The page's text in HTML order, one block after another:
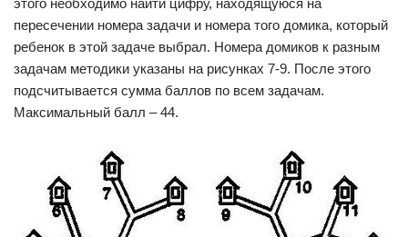
этого необходимо найти цифру, находящуюся на
пересечении номера задачи и номера того домика, который
ребенок в этой задаче выбрал. Номера домиков к разным
задачам методики указаны на рисунках 7-9. После этого
подсчитывается сумма баллов по всем задачам.
Максимальный балл – 44.